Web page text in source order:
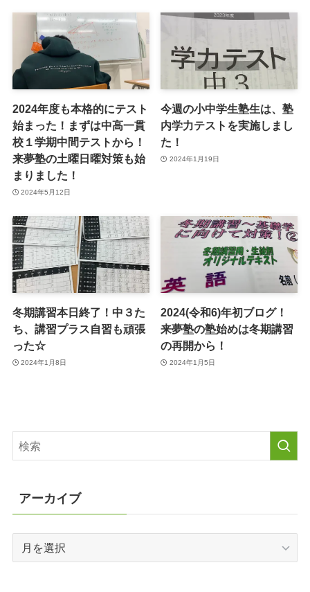
2024年度も本格的にテスト
始まった！まずは中高一貫
校１学期中間テストから！
来夢塾の土曜日曜対策も始
まりました！
2024年5月12日
今週の小中学生塾生は、塾
内学力テストを実施しまし
た！
2024年1月19日
冬期講習本日終了！中３た
ち、講習プラス自習も頑張
った☆
2024年1月8日
2024(令和6)年初ブログ！
来夢塾の塾始めは冬期講習
の再開から！
2024年1月5日
アーカイブ